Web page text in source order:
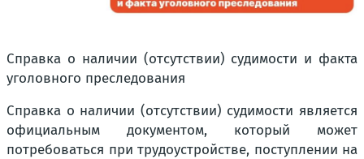
Справка о наличии (отсутствии) судимости и факта
уголовного преследования
Справка о наличии (отсутствии) судимости является
официальным документом, который может
потребоваться при трудоустройстве, поступлении на